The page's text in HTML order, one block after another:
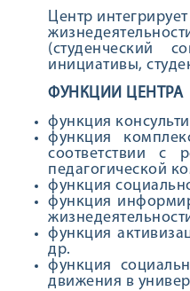
Центр
(студенческий
инициативы,
ФУНКЦИИ ЦЕНТРА
функция
функция
соответствии с
педагогической
функция
функция
функция
др.
функция
движения в